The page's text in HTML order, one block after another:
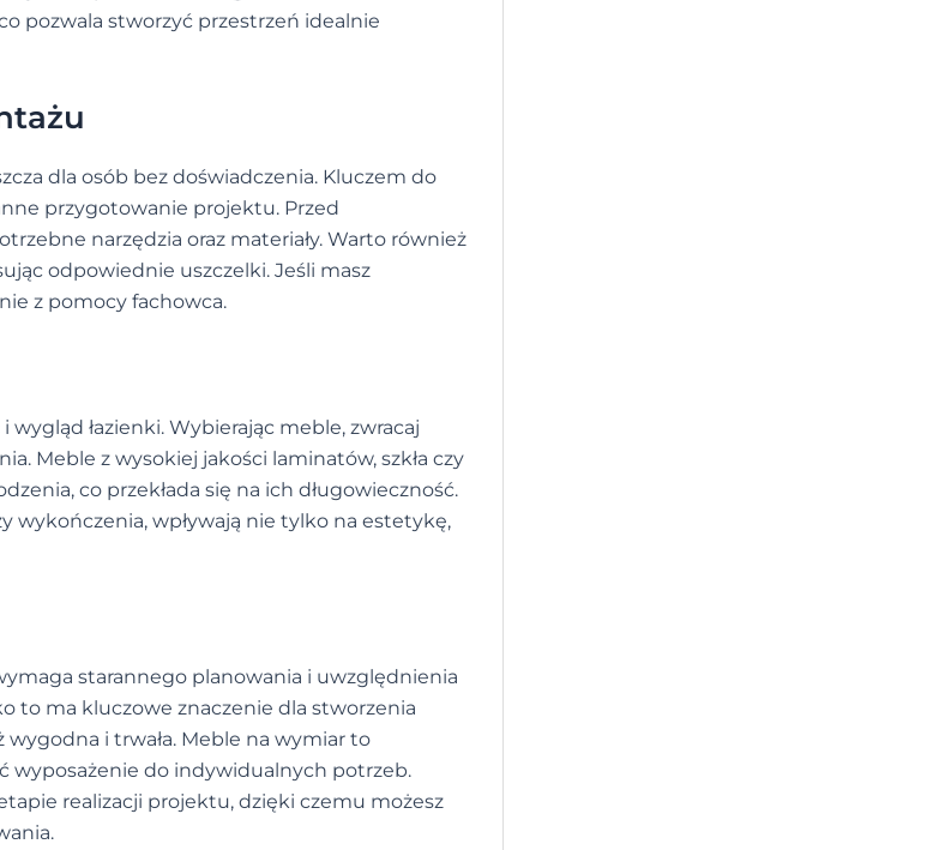
pozwala stworzyć przestrzeń idealnie
dla osób bez doświadczenia. Kluczem do
przygotowanie projektu. Przed
narzędzia oraz materiały. Warto również
odpowiednie uszczelki. Jeśli masz
z pomocy fachowca.
łazienki. Wybierając meble, zwracaj
Meble z wysokiej jakości laminatów, szkła czy
co przekłada się na ich długowieczność.
wykończenia, wpływają nie tylko na estetykę,
starannego planowania i uwzględnienia
to ma kluczowe znaczenie dla stworzenia
i trwała. Meble na wymiar to
wyposażenie do indywidualnych potrzeb.
realizacji projektu, dzięki czemu możesz